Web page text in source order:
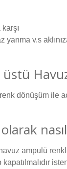
v.s
Havuz
dönüşüm ile
nasıl
ampulü